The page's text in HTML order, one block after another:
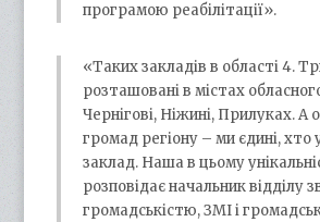
програмою реабілітації».
«Таких закладів в області 4.
розташовані в містах
Чернігові, Ніжині, Прилуках. А
громад регіону – ми єдині,
заклад. Наша в цьому
розповідає начальник відділу
громадськістю, ЗМІ і